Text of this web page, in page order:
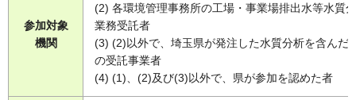
参加対象
機関
(2) 各環境管理事務所の工場・事業場排出水等水質
業務受託者
(3) (2)以外で、埼玉県が発注した水質分析を含んだ
の受託事業者
(4) (1)、(2)及び(3)以外で、県が参加を認めた者